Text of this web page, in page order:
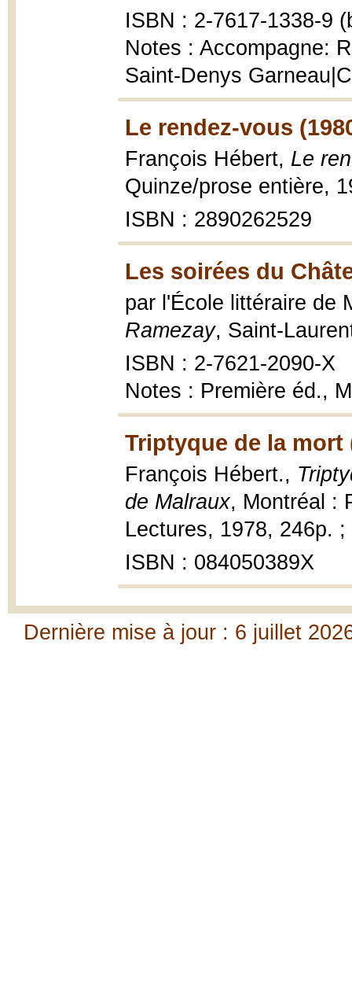
ISBN : 2-7617-1338-9
Notes : Accompagne:
Saint-Denys
Le rendez-vous
François Hébert, Le
Quinze/prose entière,
ISBN : 2890262529
Les soirées du
par l'École littéraire de
Ramezay, Saint-
ISBN : 2-7621-2090-X
Notes : Première éd.,
Triptyque de la mort
François Hébert.,
de Malraux, Montréal :
Lectures, 1978, 246p. ;
ISBN : 084050389X
Dernière mise à jour : 6 juillet